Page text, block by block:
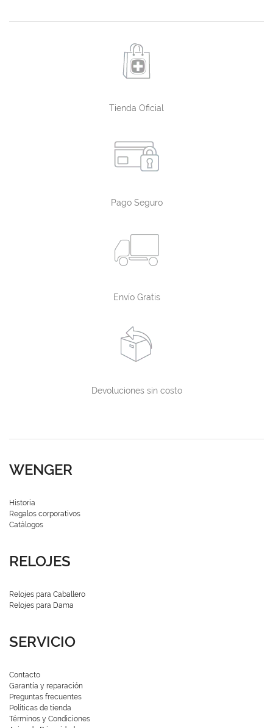
Tienda Oficial
Pago Seguro
Envío Gratis
Devoluciones sin costo
WENGER
Historia
Regalos corporativos
Catálogos
RELOJES
Relojes para Caballero
Relojes para Dama
SERVICIO
Contacto
Garantía y reparación
Preguntas frecuentes
Políticas de tienda
Términos y Condiciones